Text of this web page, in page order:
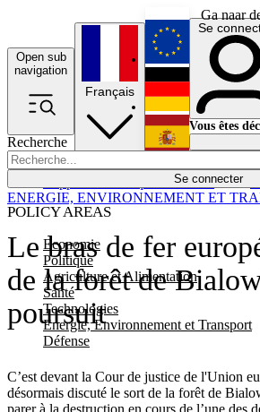
Ga naar
Open sub
navigation
Recherche
Se connecter
POLICY AREAS
Economie
Politique
Agriculture et Alimentation
Santé
Technologies
Energie, Environnement et Transport
Défense
Économie
Français
English
Deutsch
Español
Se
Vous êtes
Le bras de fer
de la forêt de
poursuit
C’est devant la Cour de justice de l'Union
désormais discuté le sort de la forêt de
ENERGIE, ENVIRONNEMENT ET